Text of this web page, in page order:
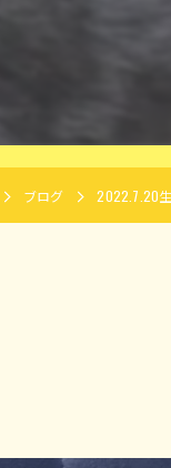
ブログ 2022.7.20